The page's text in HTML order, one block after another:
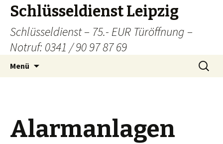
Schlüsseldienst Leipzig
Schlüsseldienst – 75.- EUR Türöffnung –
Notruf: 0341 / 90 97 87 69
Menü
Suchen
nach:
Alarmanlagen